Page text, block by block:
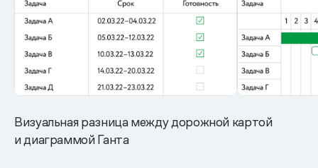
Визуальная разница между дорожной картой
и диаграммой Ганта